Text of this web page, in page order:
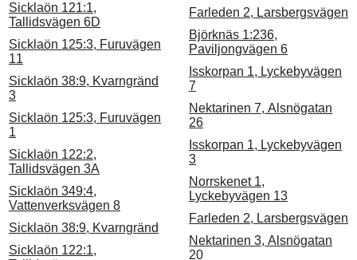
Sicklaön 121:1,
Tallidsvägen 6D
Sicklaön 125:3, Furuvägen
11
Sicklaön 38:9, Kvarngränd
3
Sicklaön 125:3, Furuvägen
1
Sicklaön 122:2,
Tallidsvägen 3A
Sicklaön 349:4,
Vattenverksvägen 8
Sicklaön 38:9, Kvarngränd
Sicklaön 122:1,
Farleden 2, Larsbergsvägen
Björknäs 1:236,
Paviljongvägen 6
Isskorpan 1, Lyckebyvägen
7
Nektarinen 7, Alsnögatan
26
Isskorpan 1, Lyckebyvägen
3
Norrskenet 1,
Lyckebyvägen 13
Farleden 2, Larsbergsvägen
Nektarinen 3, Alsnögatan
20